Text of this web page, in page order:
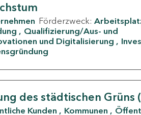
Förderzweck:
Qualifizierung/Aus- und
und Digitalisierung
des städtischen Grüns
Kunden Kommunen